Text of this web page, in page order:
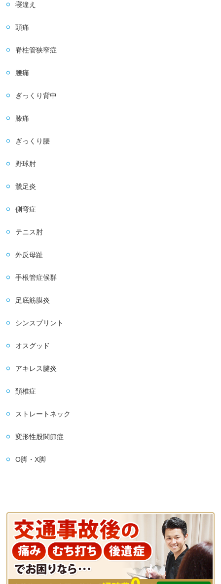
寝違え
頭痛
脊柱管狭窄症
腰痛
ぎっくり背中
膝痛
ぎっくり腰
野球肘
鵞足炎
側弯症
テニス肘
外反母趾
手根管症候群
足底筋膜炎
シンスプリント
オスグッド
アキレス腱炎
頚椎症
ストレートネック
変形性股関節症
O脚・X脚